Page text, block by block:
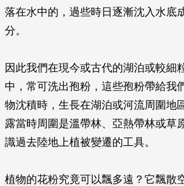
落在水中的，過些時日逐漸沈入水底
分。
因此我們在現今或古代的湖泊或較細
中，常可洗出孢粉，這些孢粉帶給我
物沈積時，生長在湖泊或河流周圍地
露當時周圍是溫帶林、亞熱帶林或草
識過去陸地上植被變遷的工具。
植物的花粉究竟可以飄多遠？它飄散